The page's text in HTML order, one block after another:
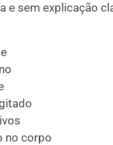
e sem explicação
no corpo